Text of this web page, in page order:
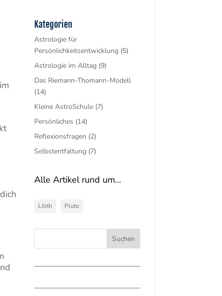
Kategorien
Astrologie für
Persönlichkeitsentwicklung (5)
Astrologie im Alltag (9)
Das Riemann-Thomann-Modell
(14)
Kleine AstroSchule(7)
Persönliches (14)
Reflexionsfragen (2)
Selbstentfaltung (7)
Alle Artikel rund um…
Lilith Pluto